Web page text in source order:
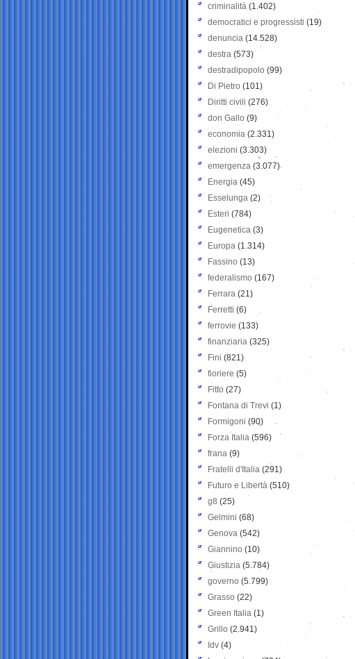
criminalità (1.402)
democratici e progressisti (19)
denuncia (14.528)
destra (573)
destradipopolo (99)
Di Pietro (101)
Diritti civili (276)
don Gallo (9)
economia (2.331)
elezioni (3.303)
emergenza (3.077)
Energia (45)
Esselunga (2)
Esteri (784)
Eugenetica (3)
Europa (1.314)
Fassino (13)
federalismo (167)
Ferrara (21)
Ferretti (6)
ferrovie (133)
finanziaria (325)
Fini (821)
fioriere (5)
Fitto (27)
Fontana di Trevi (1)
Formigoni (90)
Forza Italia (596)
frana (9)
Fratelli d'Italia (291)
Futuro e Libertà (510)
g8 (25)
Gelmini (68)
Genova (542)
Giannino (10)
Giustizia (5.784)
governo (5.799)
Grasso (22)
Green Italia (1)
Grillo (2.941)
Idv (4)